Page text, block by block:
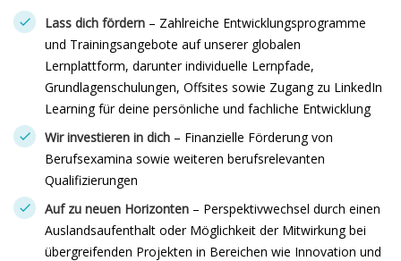
Lass dich fördern – Zahlreiche Entwicklungsprogramme
und Trainingsangebote auf unserer globalen
Lernplattform, darunter individuelle Lernpfade,
Grundlagenschulungen, Offsites sowie Zugang zu LinkedIn
Learning für deine persönliche und fachliche Entwicklung
Wir investieren in dich – Finanzielle Förderung von
Berufsexamina sowie weiteren berufsrelevanten
Qualifizierungen
Auf zu neuen Horizonten – Perspektivwechsel durch einen
Auslandsaufenthalt oder Möglichkeit der Mitwirkung bei
übergreifenden Projekten in Bereichen wie Innovation und